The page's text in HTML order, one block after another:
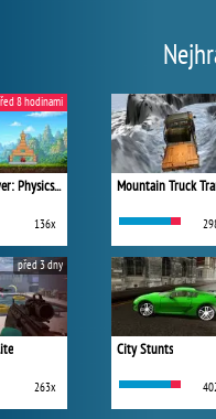
One Shot Tower: Physics Destroyer
136x
8 hodinami
263x
před 3 dny
Mountain Truck
City Stunts